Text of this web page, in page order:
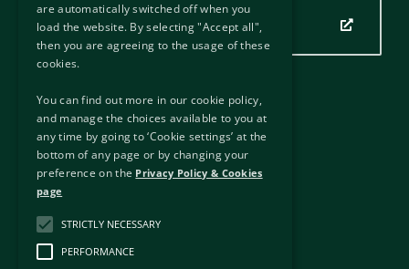
Haga clic aquí para ver nuestra
ubicación
Enlaces útiles
Enlaces externos
Descargo de responsabilidad
Política de privacidad y cookies
Copyright
Accesibilidad
are automatically switched off when you
load the website. By selecting "Accept all",
then you are agreeing to the usage of these
cookies.
You can find out more in our cookie policy,
and manage the choices available to you at
any time by going to ‘Cookie settings’ at the
bottom of any page or by changing your
preference on the Privacy Policy & Cookies
page
STRICTLY NECESSARY
PERFORMANCE